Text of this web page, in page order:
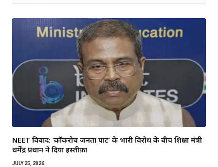
NEET विवाद: ‘कॉकरोच जनता पार्टी’ के भारी विरोध के बीच शिक्षा मंत्री
धर्मेंद्र प्रधान ने दिया इस्तीफ़ा
JULY 25, 2026